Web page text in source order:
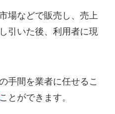
場などで販売し、売上
引いた後、利用者に現
手間を業者に任せるこ
ことができます。